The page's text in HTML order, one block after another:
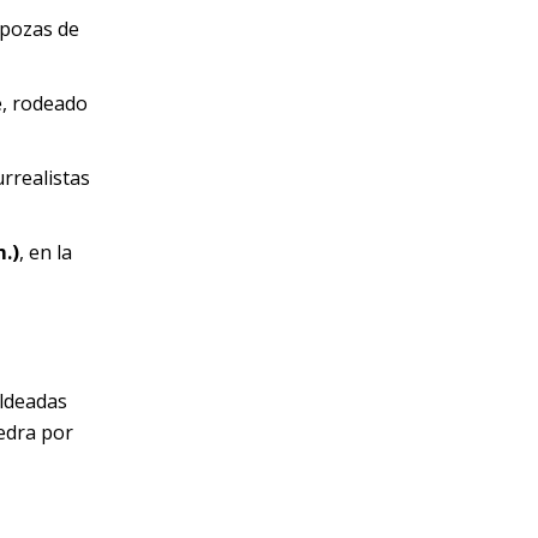
de
rodeado
, en la
por